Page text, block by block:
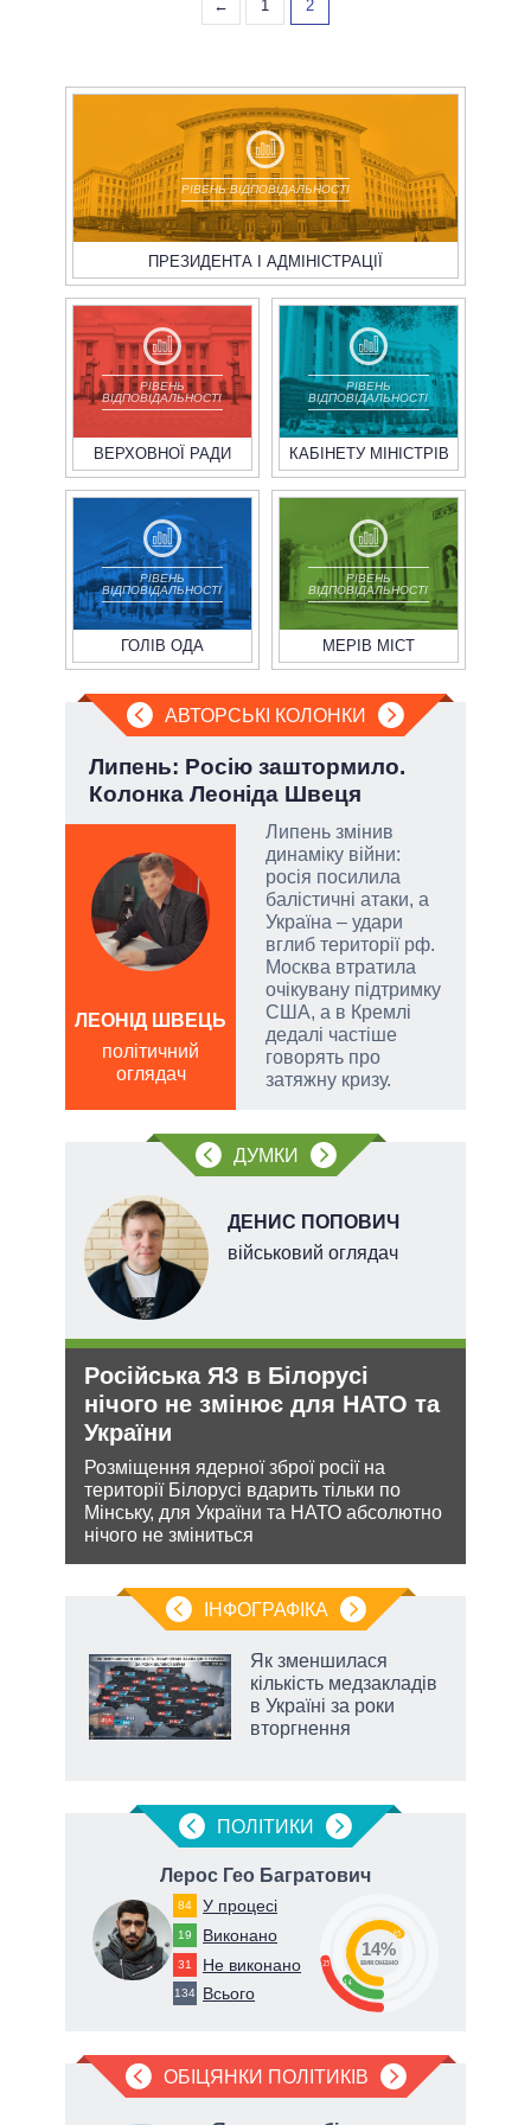
← 1 2
РІВЕНЬ ВІДПОВІДАЛЬНОСТІ
ПРЕЗИДЕНТА І АДМІНІСТРАЦІЇ
РІВЕНЬ
ВІДПОВІДАЛЬНОСТІ
ВЕРХОВНОЇ РАДИ
РІВЕНЬ
ВІДПОВІДАЛЬНОСТІ
КАБІНЕТУ МІНІСТРІВ
РІВЕНЬ
ВІДПОВІДАЛЬНОСТІ
ГОЛІВ ОДА
РІВЕНЬ
ВІДПОВІДАЛЬНОСТІ
МЕРІВ МІСТ
АВТОРСЬКІ КОЛОНКИ
Липень: Росію заштормило.
Колонка Леоніда Швеця
Липень змінив
динаміку війни:
росія посилила
балістичні атаки, а
Україна – удари
вглиб території рф.
Москва втратила
очікувану підтримку
США, а в Кремлі
дедалі частіше
говорять про
затяжну кризу.
ЛЕОНІД ШВЕЦЬ
політичний
оглядач
ДУМКИ
ДЕНИС ПОПОВИЧ
військовий оглядач
Російська ЯЗ в Білорусі
нічого не змінює для НАТО та
України
Розміщення ядерної зброї росії на
території Білорусі вдарить тільки по
Мінську, для України та НАТО абсолютно
нічого не зміниться
ІНФОГРАФІКА
Як зменшилася
кількість медзакладів
в Україні за роки
вторгнення
ПОЛIТИКИ
Лерос Гео Багратович
84 У процесі
19 Виконано
31 Не виконано
134 Всього
23
14
63
14%
виконано
ОБІЦЯНКИ ПОЛІТИКІВ